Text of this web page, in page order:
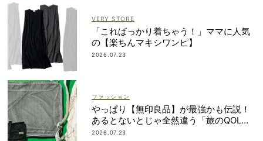
VERY STORE
「こればっかり着ちゃう！」ママに人気
の【楽ちんマキシワンピ】
2026.07.23
ファッション
やっぱり【無印良品】が最強かも伝説！
あるとないとじゃ全然違う「旅のQOL爆
上げアイテム」
2026.07.23